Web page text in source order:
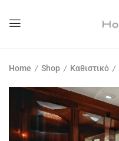
Home Shop Καθιστικό